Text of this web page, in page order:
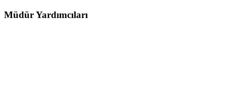
Müdür Yardımcıları